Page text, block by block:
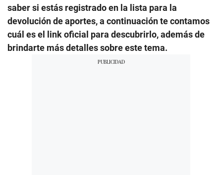
saber si estás registrado en la lista para la
devolución de aportes, a continuación te contamos
cuál es el link oficial para descubrirlo, además de
brindarte más detalles sobre este tema.